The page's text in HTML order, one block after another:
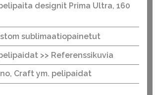
designit Prima Ultra, 160
sublimaatiopainetut
>> Referenssikuvia
Craft ym. pelipaidat